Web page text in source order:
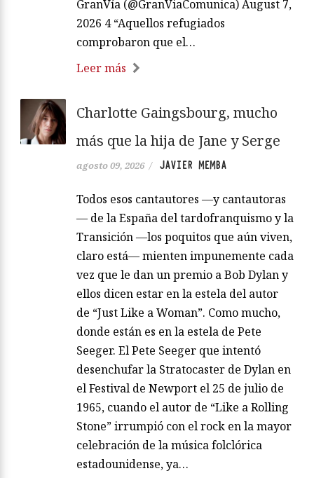
GranVía (@GranViaComunica) August 7,
2026 4 “Aquellos refugiados
comprobaron que el…
Leer más
Charlotte Gaingsbourg, mucho
más que la hija de Jane y Serge
agosto 09, 2026 / JAVIER MEMBA
Todos esos cantautores —y cantautoras
— de la España del tardofranquismo y la
Transición —los poquitos que aún viven,
claro está— mienten impunemente cada
vez que le dan un premio a Bob Dylan y
ellos dicen estar en la estela del autor
de “Just Like a Woman”. Como mucho,
donde están es en la estela de Pete
Seeger. El Pete Seeger que intentó
desenchufar la Stratocaster de Dylan en
el Festival de Newport el 25 de julio de
1965, cuando el autor de “Like a Rolling
Stone” irrumpió con el rock en la mayor
celebración de la música folclórica
estadounidense, ya…